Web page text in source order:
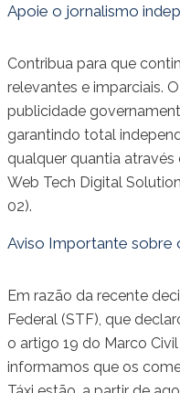
Apoie o jornalismo
Contribua para que
relevantes e imparciais.
publicidade
garantindo total
qualquer quantia através
Web Tech Digital
02).
Aviso Importante sobre
Em razão da recente
Federal (STF), que
o artigo 19 do Marco
informamos que os